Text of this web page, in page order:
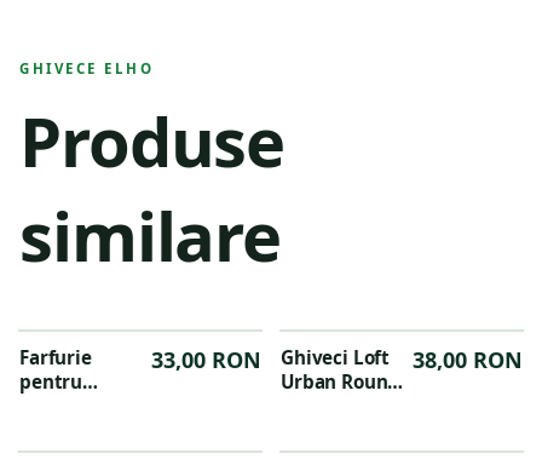
GHIVECE ELHO
Produse
similare
Farfurie
pentru
40 cm,
33,00 RON
Ghiveci Loft
Urban Round-
38,00 RON